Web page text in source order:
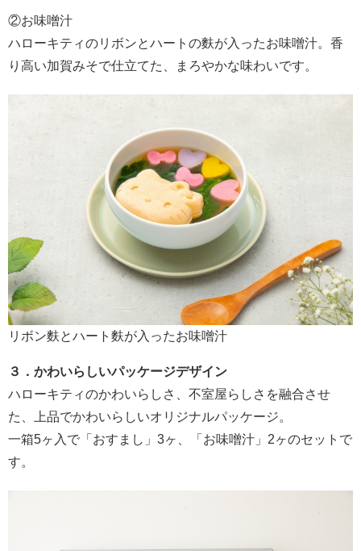
②お味噌汁
ハローキティのリボンとハートの麩が入ったお味噌汁。香
り高い加賀みそで仕立てた、まろやかな味わいです。
リボン麩とハート麩が入ったお味噌汁
３．かわいらしいパッケージデザイン
ハローキティのかわいらしさ、不室屋らしさを融合させ
た、上品でかわいらしいオリジナルパッケージ。
一箱5ヶ入で「おすまし」3ヶ、「お味噌汁」2ヶのセットで
す。